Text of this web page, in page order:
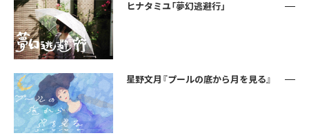
ヒナタミユ「夢幻逃避行」
星野文月『プールの底から月を見る』